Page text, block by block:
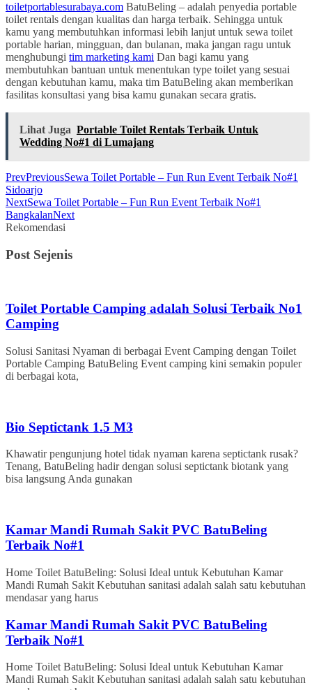
toiletportablesurabaya.com BatuBeling – adalah penyedia portable
toilet rentals dengan kualitas dan harga terbaik. Sehingga untuk
kamu yang membutuhkan informasi lebih lanjut untuk sewa toilet
portable harian, mingguan, dan bulanan, maka jangan ragu untuk
menghubungi tim marketing kami Dan bagi kamu yang
membutuhkan bantuan untuk menentukan type toilet yang sesuai
dengan kebutuhan kamu, maka tim BatuBeling akan memberikan
fasilitas konsultasi yang bisa kamu gunakan secara gratis.
Lihat Juga Portable Toilet Rentals Terbaik Untuk
Wedding No#1 di Lumajang
PrevPreviousSewa Toilet Portable – Fun Run Event Terbaik No#1
Sidoarjo
NextSewa Toilet Portable – Fun Run Event Terbaik No#1
BangkalanNext
Rekomendasi
Post Sejenis
Toilet Portable Camping adalah Solusi Terbaik No1
Camping
Solusi Sanitasi Nyaman di berbagai Event Camping dengan Toilet
Portable Camping BatuBeling Event camping kini semakin populer
di berbagai kota,
Bio Septictank 1.5 M3
Khawatir pengunjung hotel tidak nyaman karena septictank rusak?
Tenang, BatuBeling hadir dengan solusi septictank biotank yang
bisa langsung Anda gunakan
Kamar Mandi Rumah Sakit PVC BatuBeling
Terbaik No#1
Home Toilet BatuBeling: Solusi Ideal untuk Kebutuhan Kamar
Mandi Rumah Sakit Kebutuhan sanitasi adalah salah satu kebutuhan
mendasar yang harus
Kamar Mandi Rumah Sakit PVC BatuBeling
Terbaik No#1
Home Toilet BatuBeling: Solusi Ideal untuk Kebutuhan Kamar
Mandi Rumah Sakit Kebutuhan sanitasi adalah salah satu kebutuhan